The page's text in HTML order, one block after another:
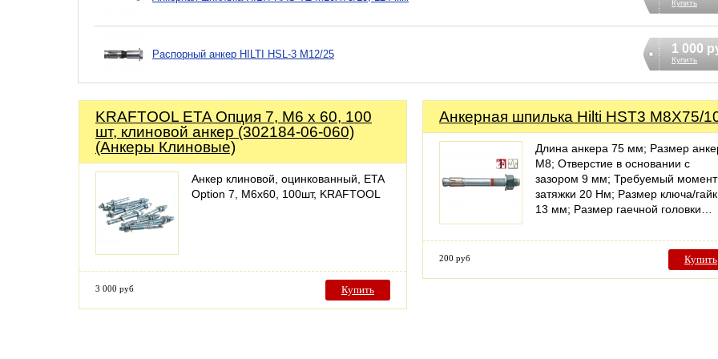
Купить
Распорный анкер HILTI HSL-3 M12/25 1 000
Купить
KRAFTOOL ETA Опция 7, М6 х 60, 100
шт, клиновой анкер (302184-06-060)
(Анкеры Клиновые)
Анкер клиновой, оцинкованный, ETA
Option 7, М6x60, 100шт, KRAFTOOL
3 000 руб Купить
Анкерная шпилька Hilti HST3 M8X75/
Длина анкера 75 мм; Размер
M8; Отверстие в основании с
зазором 9 мм; Требуемый момент
затяжки 20 Нм; Размер ключа/
13 мм; Размер гаечной головки…
200 руб Купить